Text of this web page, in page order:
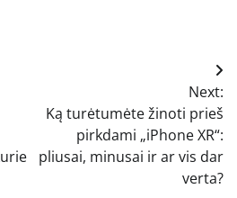
Next:
Ką turėtumėte žinoti prieš
pirkdami „iPhone XR“:
pliusai, minusai ir ar vis dar
verta?